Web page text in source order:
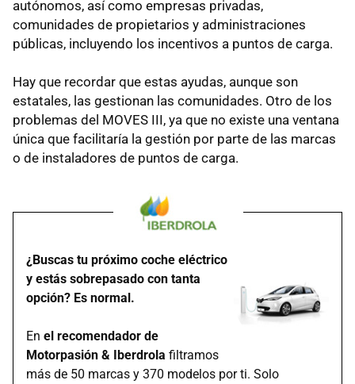
autónomos, así como empresas privadas,
comunidades de propietarios y administraciones
públicas, incluyendo los incentivos a puntos de carga.
Hay que recordar que estas ayudas, aunque son
estatales, las gestionan las comunidades. Otro de los
problemas del MOVES III, ya que no existe una ventana
única que facilitaría la gestión por parte de las marcas
o de instaladores de puntos de carga.
¿Buscas tu próximo coche eléctrico
y estás sobrepasado con tanta
opción? Es normal.
En el recomendador de
Motorpasión & Iberdrola filtramos
más de 50 marcas y 370 modelos por ti. Solo